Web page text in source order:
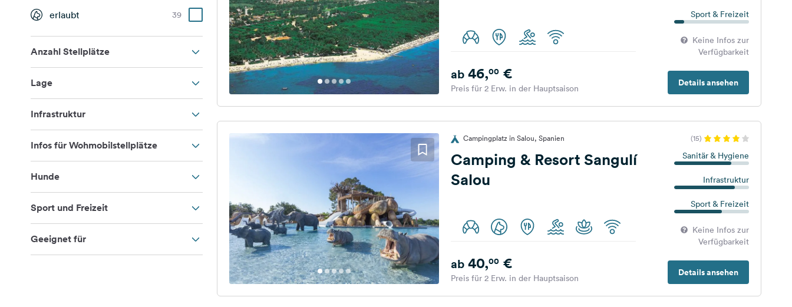
erlaubt 39
Anzahl Stellplätze
Lage
Infrastruktur
Infos für Wohmobilstellplätze
Hunde
Sport und Freizeit
Geeignet für
Sport & Freizeit
Keine Infos zur
Verfügbarkeit
Details ansehen
ab46,00€
Preis für 2 Erw. in der Hauptsaison
Campingplatz in Salou, Spanien (15)
Camping & Resort Sangulí
Salou
Sanitär & Hygiene
Infrastruktur
Sport & Freizeit
Keine Infos zur
Verfügbarkeit
Details ansehen
ab40,00€
Preis für 2 Erw. in der Hauptsaison